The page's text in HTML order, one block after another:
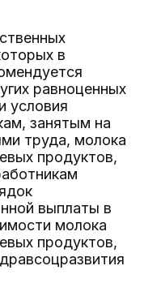
в
равноценных
условия
занятым на
труда, молока
продуктов,
выплаты в
молока
продуктов,